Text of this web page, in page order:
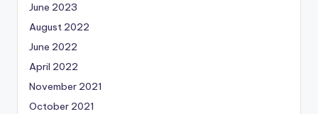
June 2023
August 2022
June 2022
April 2022
November 2021
October 2021